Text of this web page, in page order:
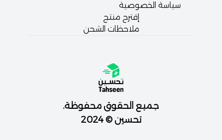
سياسة الخصوصية
إقترح منتج
ملاحظات الشحن
جميع الحقوق محفوظة.
تحسين © 2024